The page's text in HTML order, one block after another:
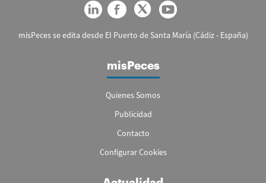
misPeces se edita desde El Puerto de Santa María (Cádiz - España)
misPeces
Quienes Somos
Publicidad
Contacto
Configurar Cookies